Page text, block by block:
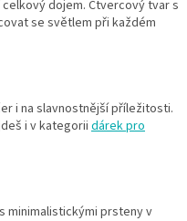
dojem. Čtvercový tvar s
se světlem při každém
i na slavnostnější příležitosti.
i v kategorii dárek pro
minimalistickými prsteny v